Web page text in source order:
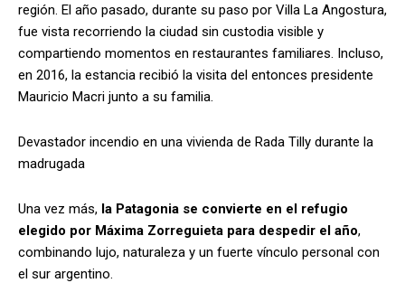
región. El año pasado, durante su paso por Villa La Angostura,
fue vista recorriendo la ciudad sin custodia visible y
compartiendo momentos en restaurantes familiares. Incluso,
en 2016, la estancia recibió la visita del entonces presidente
Mauricio Macri junto a su familia.
Devastador incendio en una vivienda de Rada Tilly durante la
madrugada
Una vez más, la Patagonia se convierte en el refugio
elegido por Máxima Zorreguieta para despedir el año,
combinando lujo, naturaleza y un fuerte vínculo personal con
el sur argentino.